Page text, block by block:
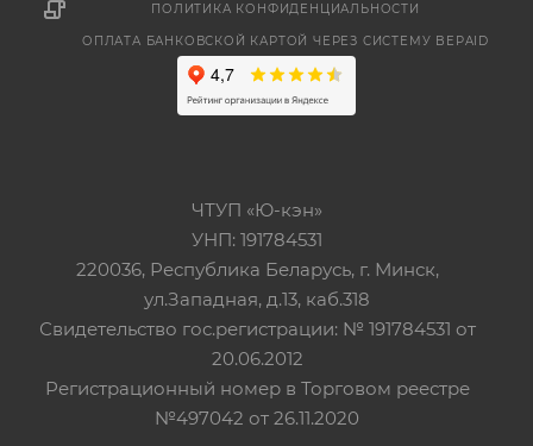
ПОЛИТИКА КОНФИДЕНЦИАЛЬНОСТИ
ОПЛАТА БАНКОВСКОЙ КАРТОЙ ЧЕРЕЗ СИСТЕМУ BEPAID
ЧТУП «Ю-кэн»
УНП: 191784531
220036, Республика Беларусь, г. Минск,
ул.Западная, д.13, каб.318
Свидетельство гос.регистрации: № 191784531 от
20.06.2012
Регистрационный номер в Торговом реестре
№497042 от 26.11.2020